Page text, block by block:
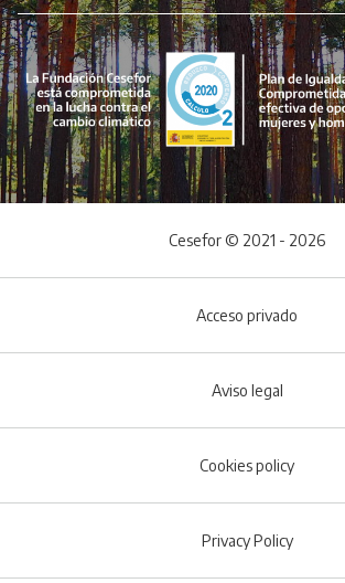
Cesefor © 2021 - 2026
Acceso privado
Aviso legal
Cookies policy
Privacy Policy